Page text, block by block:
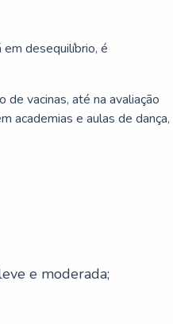
desequilíbrio, é
vacinas, até na avaliação
academias e aulas de dança,
e moderada;